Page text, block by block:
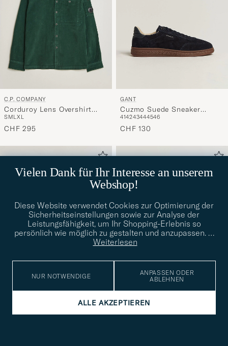
C.P. COMPANY
Corduroy Lens Overshirt
Emerald Green
SMLXL
CHF 295
GANT
Cuzmo Suede Sneaker
Marine
414243444546
CHF 130
Cuzmo Suede Sneaker Dark
Brown
414243444546
Cuzmo Leather/Suede
Sneaker Port Wine
4142434445
Vielen Dank für Ihr Interesse an unserem
Webshop!
Diese Website verwendet Cookies zur Optimierung der
Sicherheitseinstellungen sowie zur Analyse der
Leistungsfähigkeit, um Ihr Shopping-Erlebnis so
persönlich wie möglich zu gestalten und anzupassen. …
Weiterlesen
NUR NOTWENDIGE
ANPASSEN ODER
ABLEHNEN
ALLE AKZEPTIEREN